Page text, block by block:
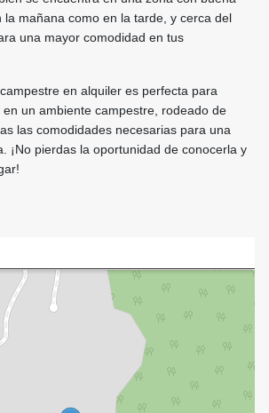
la mañana como en la tarde, y cerca del
una mayor comodidad en tus
en alquiler es perfecta para
un ambiente campestre, rodeado de
las comodidades necesarias para una
¡No pierdas la oportunidad de conocerla y